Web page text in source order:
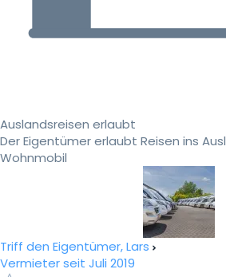
Auslandsreisen erlaubt
Der Eigentümer erlaubt Reisen ins
Wohnmobil
Triff den Eigentümer, Lars
Vermieter seit Juli 2019